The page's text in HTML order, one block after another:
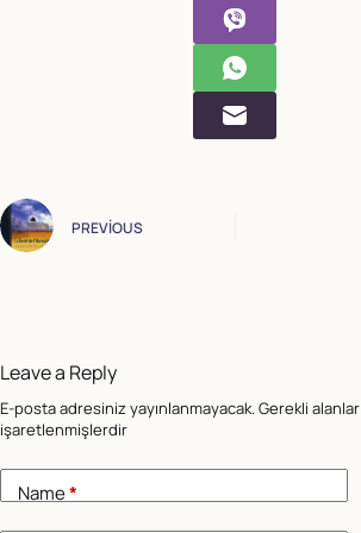
PREVIOUS
Leave a Reply
E-posta adresiniz yayınlanmayacak.Gerekli alanlar
işaretlenmişlerdir
Name*